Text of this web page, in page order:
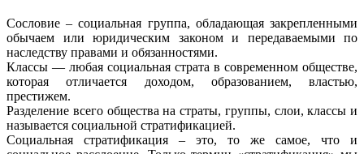
Сословие – социальная группа, обладающая закрепленными
обычаем или юридическим законом и передаваемыми по
наследству правами и обязанностями.
Классы — любая социальная страта в современном обществе,
которая отличается доходом, образованием, властью,
престижем.
Разделение всего общества на страты, группы, слои, классы и
называется социальной стратификацией.
Социальная стратификация – это, то же самое, что и